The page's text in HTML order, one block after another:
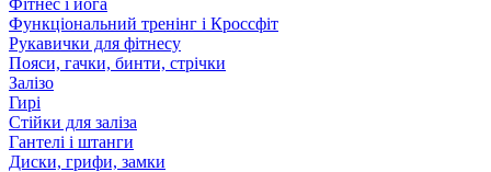
Фітнес і йога
Функціональний тренінг і Кроссфіт
Рукавички для фітнесу
Пояси, гачки, бинти, стрічки
Залізо
Гирі
Стійки для заліза
Гантелі і штанги
Диски, грифи, замки